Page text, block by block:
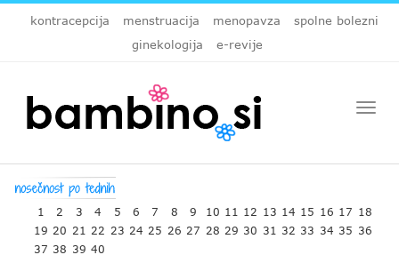
kontracepcija menstruacija menopavza
spolne bolezni
ginekologija
e-revije
1 2 3 4 5 6 7 8 9 10 11 12 13 14 15 16 17 18
19 20 21 22 23 24 25 26 27 28 29 30 31 32 33 34 35 36
37 38 39 40